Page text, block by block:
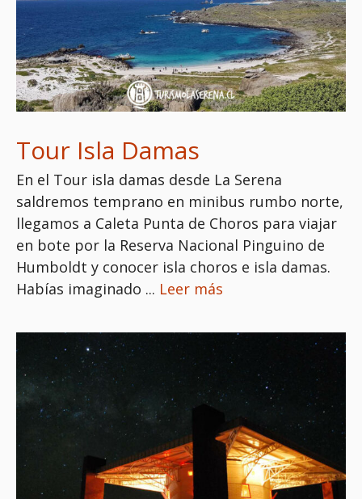
Tour Isla Damas
En el Tour isla damas desde La Serena
saldremos temprano en minibus rumbo norte,
llegamos a Caleta Punta de Choros para viajar
en bote por la Reserva Nacional Pinguino de
Humboldt y conocer isla choros e isla damas.
Habías imaginado ... Leer más